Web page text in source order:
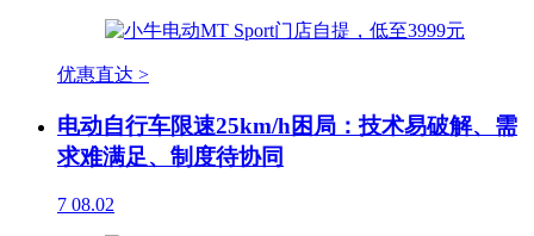
优惠直达 >
电动自行车限速25km/h困局：技术易破解、需
求难满足、制度待协同
7 08.02